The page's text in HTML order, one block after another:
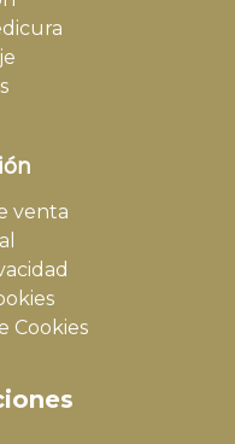
venta
Cookies